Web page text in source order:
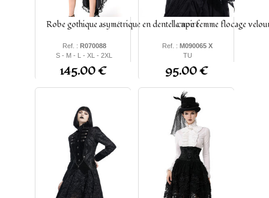
Robe gothique asymétrique en dentelle noire
Ref. : R070088
S - M - L - XL - 2XL
145.00 €
cape femme flocage
Ref. : M090065 X
TU
95.00 €